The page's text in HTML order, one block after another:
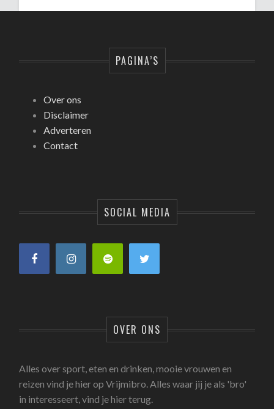
PAGINA’S
Over ons
Disclaimer
Adverteren
Contact
SOCIAL MEDIA
OVER ONS
Alles over sport, eten en drinken, mooie vrouwen en
reizen vind je hier op Vrijmibro. Alles waar jij je als 'bro'
in interesseert, vind je hier terug.